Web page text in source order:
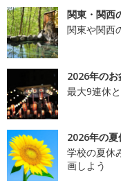
関東・関西
関東や関西
2026年のお
最大9連休
2026年の夏
学校の夏休
画しよう